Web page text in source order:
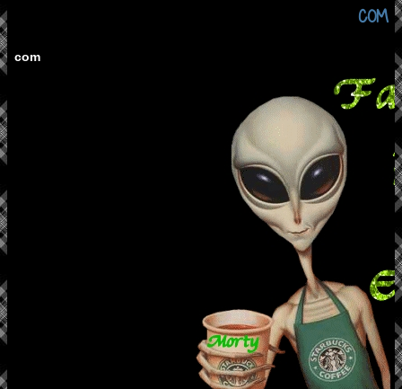
COM
com